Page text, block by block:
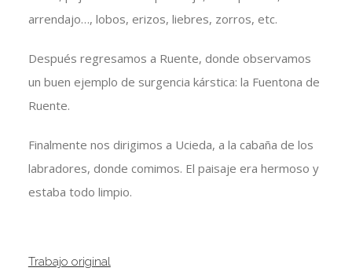
arrendajo…, lobos, erizos, liebres, zorros, etc.
Después regresamos a Ruente, donde observamos
un buen ejemplo de surgencia kárstica: la Fuentona de
Ruente.
Finalmente nos dirigimos a Ucieda, a la cabaña de los
labradores, donde comimos. El paisaje era hermoso y
estaba todo limpio.
Trabajo original